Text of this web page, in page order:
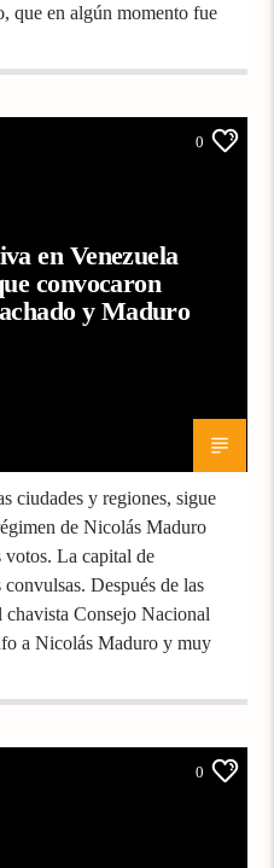
que en algún momento fue
0
en Venezuela
convocaron
y Maduro
ciudades y regiones, sigue
de Nicolás Maduro
votos. La capital de
Después de las
chavista Consejo Nacional
a Nicolás Maduro y muy
0